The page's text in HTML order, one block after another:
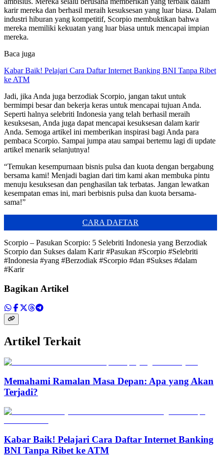
karir mereka dan berhasil meraih kesuksesan yang luar biasa. Dalam
industri hiburan yang kompetitif, Scorpio membuktikan bahwa
mereka memiliki kekuatan yang luar biasa untuk mencapai impian
mereka.
Baca juga
Kabar Baik! Pelajari Cara Daftar Internet Banking BNI Tanpa Ribet
ke ATM
Jadi, jika Anda juga berzodiak Scorpio, jangan takut untuk
bermimpi besar dan bekerja keras untuk mencapai tujuan Anda.
Seperti halnya selebriti Indonesia yang telah berhasil meraih
kesuksesan, Anda juga dapat mencapai kesuksesan dalam karir
Anda. Semoga artikel ini memberikan inspirasi bagi Anda para
pembaca Scorpio. Sampai jumpa atau sampai bertemu lagi di update
artikel menarik selanjutnya!
“Temukan kesempurnaan bisnis pulsa dan kuota dengan bergabung
bersama kami! Menjadi bagian dari tim kami akan membuka pintu
menuju kesuksesan dan penghasilan tak terbatas. Jangan lewatkan
kesempatan emas ini, mari berbisnis pulsa dan kuota bersama-
sama!”
CARA DAFTAR
Scorpio – Pasukan Scorpio: 5 Selebriti Indonesia yang Berzodiak
Scorpio dan Sukses dalam Karir #Pasukan #Scorpio #Selebriti
#Indonesia #yang #Berzodiak #Scorpio #dan #Sukses #dalam
#Karir
Bagikan Artikel
Artikel Terkait
Memahami Ramalan Masa Depan: Apa yang Akan
Terjadi?
Kabar Baik! Pelajari Cara Daftar Internet Banking
BNI Tanpa Ribet ke ATM